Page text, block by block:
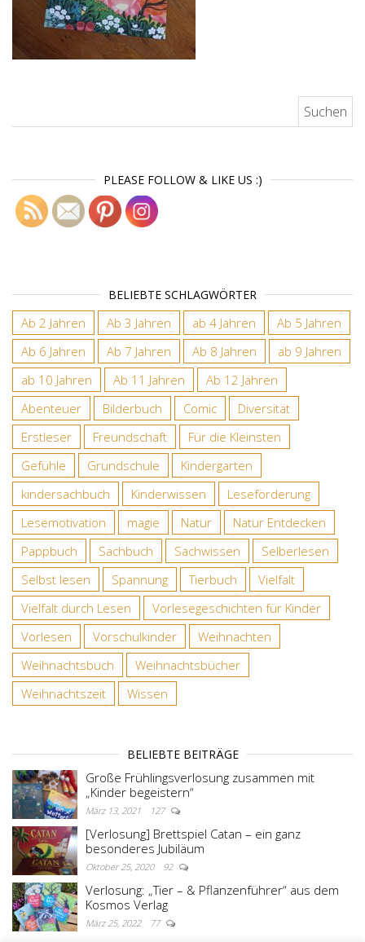
PLEASE FOLLOW & LIKE US :)
BELIEBTE SCHLAGWÖRTER
Ab 2 Jahren Ab 3 Jahren ab 4 Jahren
Ab 5 Jahren
Ab 6 Jahren
Ab 7 Jahren Ab 8 Jahren
ab 9 Jahren
ab 10 Jahren
Ab 11 Jahren
Ab 12 Jahren
Abenteuer
Bilderbuch Comic
Diversität
Erstleser
Freundschaft
Für die Kleinsten
Gefühle
Grundschule
Kindergarten
kindersachbuch
Kinderwissen
Leseförderung
Lesemotivation
magie Natur
Natur Entdecken
Pappbuch
Sachbuch Sachwissen
Selberlesen
Selbst lesen
Spannung Tierbuch
Vielfalt
Vielfalt durch Lesen
Vorlesegeschichten für Kinder
Vorlesen
Vorschulkinder
Weihnachten
Weihnachtsbuch
Weihnachtsbücher
Weihnachtszeit
Wissen
BELIEBTE BEITRÄGE
Große Frühlingsverlosung zusammen mit
„Kinder begeistern“
März 13, 2021 127
[Verlosung] Brettspiel Catan – ein ganz
besonderes Jubiläum
Oktober 25, 2020 92
Verlosung: „Tier – & Pflanzenführer“ aus dem
Kosmos Verlag
März 25, 2022 77